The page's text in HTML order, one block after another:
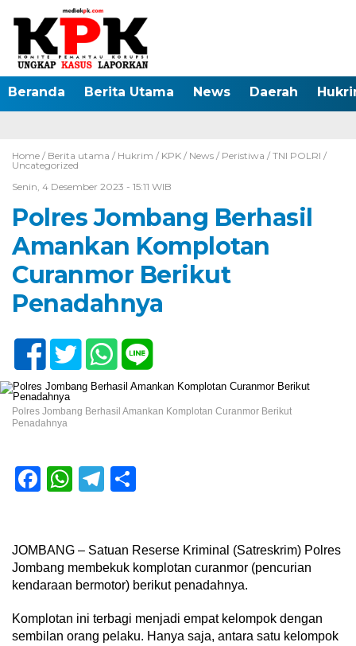
Beranda Berita Utama News Daerah
Home / Berita utama / Hukrim / KPK / News / Peristiwa / TNI POLRI /
Uncategorized
Senin, 4 Desember 2023 - 15:11 WIB
Polres Jombang Berhasil
Amankan Komplotan
Curanmor Berikut
Penadahnya
Polres Jombang Berhasil Amankan Komplotan Curanmor Berikut
Penadahnya
Facebook
WhatsApp
Telegram
JOMBANG – Satuan Reserse Kriminal (Satreskrim) Polres
Jombang membekuk komplotan curanmor (pencurian
kendaraan bermotor) berikut penadahnya.
Komplotan ini terbagi menjadi empat kelompok dengan
sembilan orang pelaku. Hanya saja, antara satu kelompok